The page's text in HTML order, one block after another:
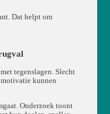
Dat helpt om
tegenslagen. Slecht
kunnen
Onderzoek toont